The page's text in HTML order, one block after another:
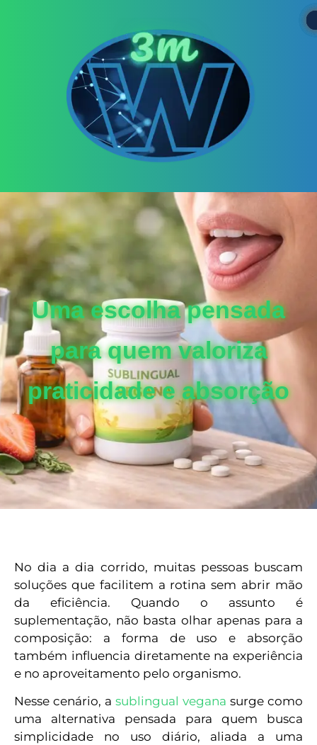
Uma escolha pensada
para quem valoriza
praticidade e absorção
No dia a dia corrido, muitas pessoas buscam
soluções que facilitem a rotina sem abrir mão
da eficiência. Quando o assunto é
suplementação, não basta olhar apenas para a
composição: a forma de uso e absorção
também influencia diretamente na experiência
e no aproveitamento pelo organismo.
Nesse cenário, a sublingual vegana surge como
uma alternativa pensada para quem busca
simplicidade no uso diário, aliada a uma